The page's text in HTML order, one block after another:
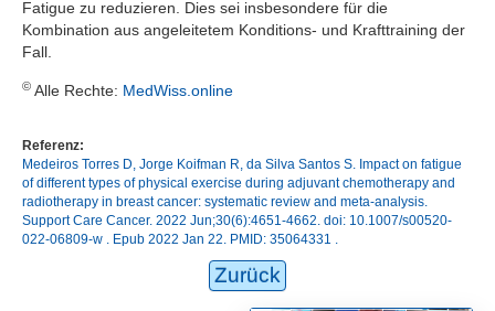
Fatigue zu reduzieren. Dies sei insbesondere für die
Kombination aus angeleitetem Konditions- und Krafttraining der
Fall.
© Alle Rechte: MedWiss.online
Referenz:
Medeiros Torres D, Jorge Koifman R, da Silva Santos S. Impact on fatigue
of different types of physical exercise during adjuvant chemotherapy and
radiotherapy in breast cancer: systematic review and meta-analysis.
Support Care Cancer. 2022 Jun;30(6):4651-4662. doi: 10.1007/s00520-
022-06809-w . Epub 2022 Jan 22. PMID: 35064331 .
Zurück